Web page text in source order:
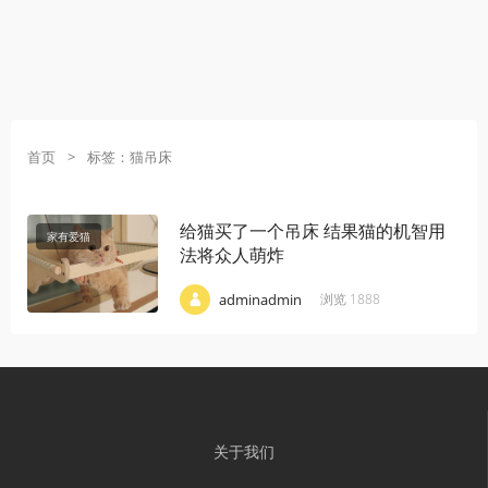
首页 > 标签：猫吊床
家有爱猫
给猫买了一个吊床 结果猫的机智用
法将众人萌炸
adminadmin 浏览 1888
关于我们